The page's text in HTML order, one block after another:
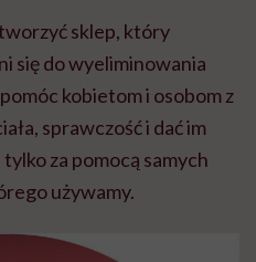
sklep, który
się do wyeliminowania
pomóc kobietom i osobom z
sprawczośći dać im
za pomocą samych
używamy.